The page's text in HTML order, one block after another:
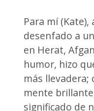
Para mí
desenfado a
en Herat,
humor, hizo
más llevadera;
mente
significado de